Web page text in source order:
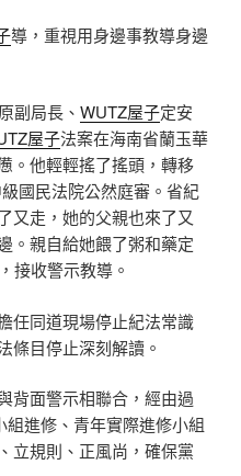
導，重視用身邊事教導身邊
副局長、 WUTZ屋子定安
屋子法案在海南省蘭玉華
。他輕輕搖了搖頭，轉移
國民法院公然庭審。省紀
又走，她的父親也來了又
。親自給她餵了粥和藥定
接收警示教導。
任同道現場停止紀法常識
條目停止深刻解讀。
背面警示相聯合，經由過
組進修、青年實際進修小組
立規則、正風尚，確保黨